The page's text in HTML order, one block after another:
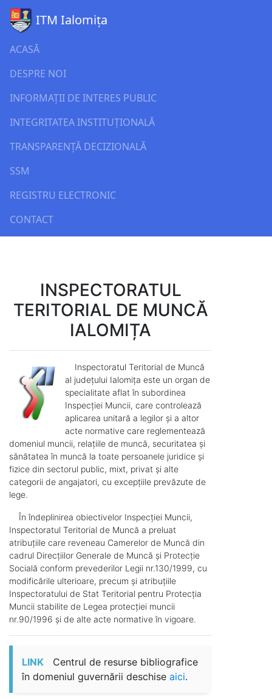
ITM Ialomița
ACASĂ
DESPRE NOI
INFORMAȚII DE INTERES PUBLIC
INTEGRITATEA INSTITUȚIONALĂ
TRANSPARENȚĂ DECIZIONALĂ
SSM
REGISTRU ELECTRONIC
CONTACT